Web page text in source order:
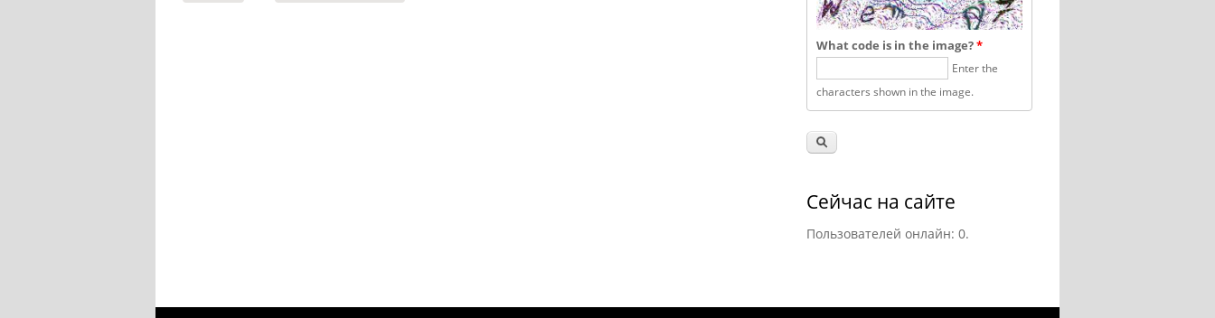
What code is in the image?*
Enter the
characters shown in the image.
Сейчас на сайте
Пользователей онлайн: 0.